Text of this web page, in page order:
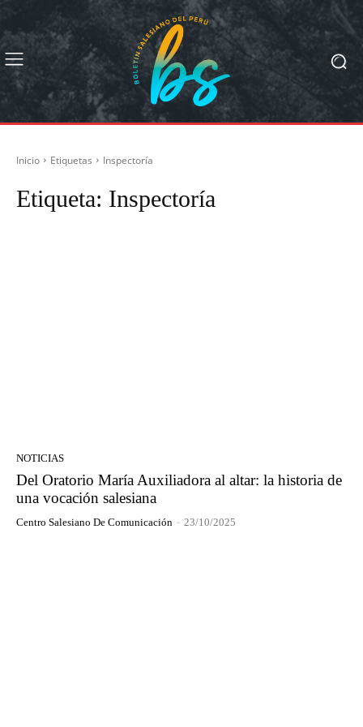
Inicio Etiquetas Inspectoría
Etiqueta: Inspectoría
NOTICIAS
Del Oratorio María Auxiliadora al altar: la historia de
una vocación salesiana
Centro Salesiano De Comunicación - 23/10/2025